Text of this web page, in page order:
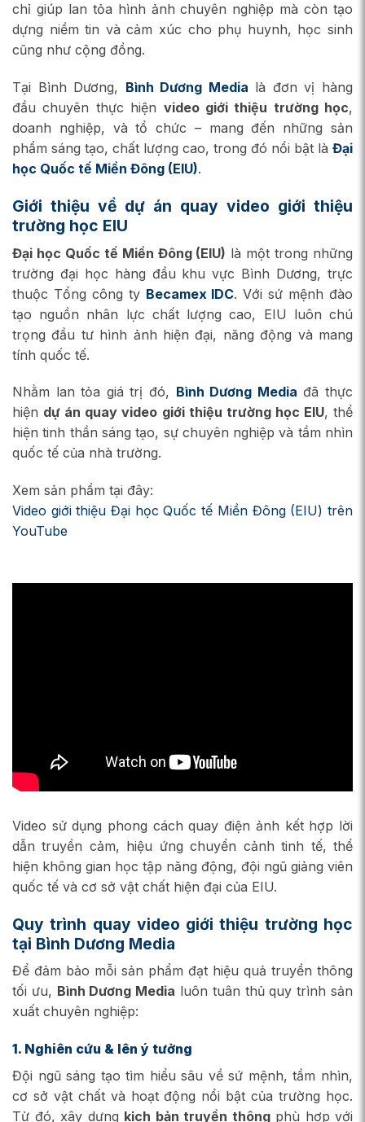
chỉ giúp lan tỏa hình ảnh chuyên nghiệp mà còn tạo
dựng niềm tin và cảm xúc cho phụ huynh, học sinh
cũng như cộng đồng.
Tại Bình Dương, Bình Dương Media là đơn vị hàng
đầu chuyên thực hiện video giới thiệu trường học,
doanh nghiệp, và tổ chức – mang đến những sản
phẩm sáng tạo, chất lượng cao, trong đó nổi bật là Đại
học Quốc tế Miền Đông (EIU).
Giới thiệu về dự án quay video giới thiệu
trường học EIU
Đại học Quốc tế Miền Đông (EIU) là một trong những
trường đại học hàng đầu khu vực Bình Dương, trực
thuộc Tổng công ty Becamex IDC. Với sứ mệnh đào
tạo nguồn nhân lực chất lượng cao, EIU luôn chú
trọng đầu tư hình ảnh hiện đại, năng động và mang
tính quốc tế.
Nhằm lan tỏa giá trị đó, Bình Dương Media đã thực
hiện dự án quay video giới thiệu trường học EIU, thể
hiện tinh thần sáng tạo, sự chuyên nghiệp và tầm nhìn
quốc tế của nhà trường.
Xem sản phẩm tại đây:
Video giới thiệu Đại học Quốc tế Miền Đông (EIU) trên
YouTube
Video sử dụng phong cách quay điện ảnh kết hợp lời
dẫn truyền cảm, hiệu ứng chuyển cảnh tinh tế, thể
hiện không gian học tập năng động, đội ngũ giảng viên
quốc tế và cơ sở vật chất hiện đại của EIU.
Quy trình quay video giới thiệu trường học
tại Bình Dương Media
Để đảm bảo mỗi sản phẩm đạt hiệu quả truyền thông
tối ưu, Bình Dương Media luôn tuân thủ quy trình sản
xuất chuyên nghiệp:
1. Nghiên cứu & lên ý tưởng
Đội ngũ sáng tạo tìm hiểu sâu về sứ mệnh, tầm nhìn,
cơ sở vật chất và hoạt động nổi bật của trường học.
Từ đó, xây dựng kịch bản truyền thôngphù hợp với